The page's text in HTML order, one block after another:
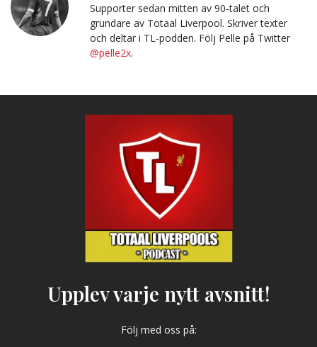
Supporter sedan mitten av 90-talet och
grundare av Totaal Liverpool. Skriver texter
och deltar i TL-podden. Följ Pelle på Twitter
@pelle2x.
Upplev varje nytt avsnitt!
Följ med oss på: